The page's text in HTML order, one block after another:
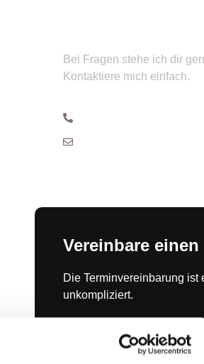
Bei Fragen stehe ich dir
Kontaktiere mich einfach.
Vereinbare einen
Die Terminvereinbarung ist
unkompliziert.
Termin vereinbaren